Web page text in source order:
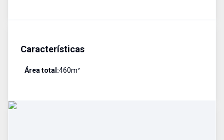
Características
Área total:460m²